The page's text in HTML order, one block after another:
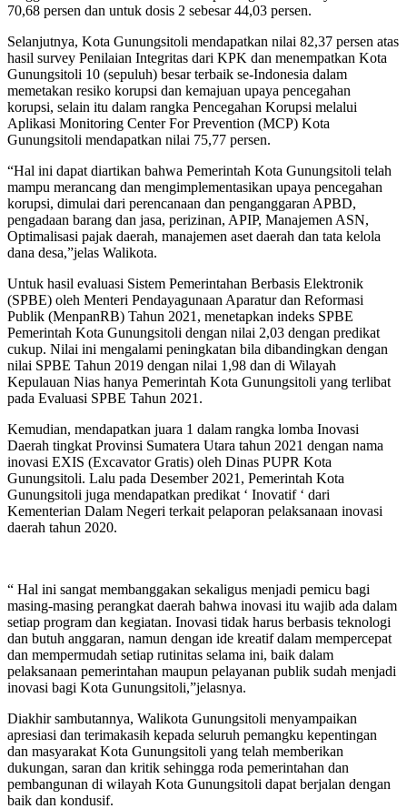
70,68 persen dan untuk dosis 2 sebesar 44,03 persen.
Selanjutnya, Kota Gunungsitoli mendapatkan nilai 82,37 persen atas
hasil survey Penilaian Integritas dari KPK dan menempatkan Kota
Gunungsitoli 10 (sepuluh) besar terbaik se-Indonesia dalam
memetakan resiko korupsi dan kemajuan upaya pencegahan
korupsi, selain itu dalam rangka Pencegahan Korupsi melalui
Aplikasi Monitoring Center For Prevention (MCP) Kota
Gunungsitoli mendapatkan nilai 75,77 persen.
“Hal ini dapat diartikan bahwa Pemerintah Kota Gunungsitoli telah
mampu merancang dan mengimplementasikan upaya pencegahan
korupsi, dimulai dari perencanaan dan penganggaran APBD,
pengadaan barang dan jasa, perizinan, APIP, Manajemen ASN,
Optimalisasi pajak daerah, manajemen aset daerah dan tata kelola
dana desa,”jelas Walikota.
Untuk hasil evaluasi Sistem Pemerintahan Berbasis Elektronik
(SPBE) oleh Menteri Pendayagunaan Aparatur dan Reformasi
Publik (MenpanRB) Tahun 2021, menetapkan indeks SPBE
Pemerintah Kota Gunungsitoli dengan nilai 2,03 dengan predikat
cukup. Nilai ini mengalami peningkatan bila dibandingkan dengan
nilai SPBE Tahun 2019 dengan nilai 1,98 dan di Wilayah
Kepulauan Nias hanya Pemerintah Kota Gunungsitoli yang terlibat
pada Evaluasi SPBE Tahun 2021.
Kemudian, mendapatkan juara 1 dalam rangka lomba Inovasi
Daerah tingkat Provinsi Sumatera Utara tahun 2021 dengan nama
inovasi EXIS (Excavator Gratis) oleh Dinas PUPR Kota
Gunungsitoli. Lalu pada Desember 2021, Pemerintah Kota
Gunungsitoli juga mendapatkan predikat ‘ Inovatif ‘ dari
Kementerian Dalam Negeri terkait pelaporan pelaksanaan inovasi
daerah tahun 2020.
“ Hal ini sangat membanggakan sekaligus menjadi pemicu bagi
masing-masing perangkat daerah bahwa inovasi itu wajib ada dalam
setiap program dan kegiatan. Inovasi tidak harus berbasis teknologi
dan butuh anggaran, namun dengan ide kreatif dalam mempercepat
dan mempermudah setiap rutinitas selama ini, baik dalam
pelaksanaan pemerintahan maupun pelayanan publik sudah menjadi
inovasi bagi Kota Gunungsitoli,”jelasnya.
Diakhir sambutannya, Walikota Gunungsitoli menyampaikan
apresiasi dan terimakasih kepada seluruh pemangku kepentingan
dan masyarakat Kota Gunungsitoli yang telah memberikan
dukungan, saran dan kritik sehingga roda pemerintahan dan
pembangunan di wilayah Kota Gunungsitoli dapat berjalan dengan
baik dan kondusif.